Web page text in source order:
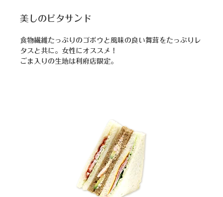
美しのピタサンド
食物繊維たっぷりのゴボウと風味の良い舞茸をたっぷりレ
タスと共に。女性にオススメ！
ごま入りの生地は利府店限定。